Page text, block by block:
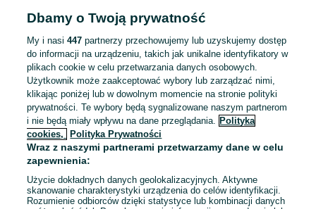
Odświeżono dnia 03 sierpnia 2026
Doradca ubezpieczeniowy- AD
Ubezpieczenia Łuków
5 000 - 7 000 zł / mies. brutto
Łuków
Pełny etat
Odpowiednie doświadczenie zawodowe
Dbamy o Twoją prywatność
My i nasi447 partnerzy przechowujemy lub uzyskujemy dostęp
do informacji na urządzeniu, takich jak unikalne identyfikatory w
plikach cookie w celu przetwarzania danych osobowych.
Użytkownik może zaakceptować wybory lub zarządzać nimi,
klikając poniżej lub w dowolnym momencie na stronie polityki
prywatności. Te wybory będą sygnalizowane naszym partnerom
i nie będą miały wpływu na dane przeglądania. Polityka
cookies,
Polityka Prywatności
Wraz z naszymi partnerami przetwarzamy dane w celu
zapewnienia:
Użycie dokładnych danych geolokalizacyjnych. Aktywne
skanowanie charakterystyki urządzenia do celów identyfikacji.
Rozumienie odbiorców dzięki statystyce lub kombinacji danych